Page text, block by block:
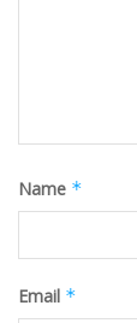
Name *
Email *